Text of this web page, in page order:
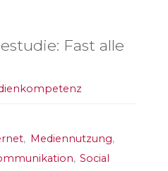
Fast alle
, Mediennutzung,
, Social